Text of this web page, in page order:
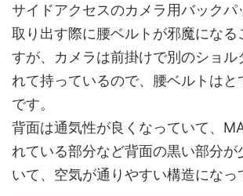
サイドアクセスのカメラ用バックパ
取り出す際に腰ベルトが邪魔になる
すが、カメラは前掛けで別のショル
れて持っているので、腰ベルトはと
です。
背面は通気性が良くなっていて、
れている部分など背面の黒い部分が
いて、空気が通りやすい構造になっ